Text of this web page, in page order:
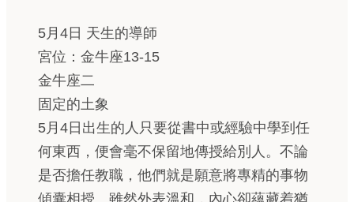
5月4日 天生的導師
宮位：金牛座13-15
金牛座二
固定的土象
5月4日出生的人只要從書中或經驗中學到任
何東西，便會毫不保留地傳授給別人。不論
是否擔任教職，他們就是願意將專精的事物
傾囊相授。雖然外表溫和，內心卻蘊藏着猶